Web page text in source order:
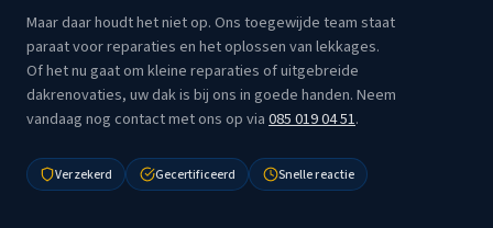
Maar daar houdt het niet op. Ons toegewijde team staat
paraat voor reparaties en het oplossen van lekkages.
Of het nu gaat om kleine reparaties of uitgebreide
dakrenovaties, uw dak is bij ons in goede handen. Neem
vandaag nog contact met ons op via085 019 04 51.
Verzekerd Gecertificeerd Snelle reactie